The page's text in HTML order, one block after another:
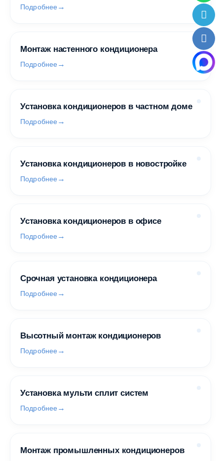
Подробнее
Монтаж настенного кондиционера
Подробнее
Установка кондиционеров в частном доме
Подробнее
Установка кондиционеров в новостройке
Подробнее
Установка кондиционеров в офисе
Подробнее
Срочная установка кондиционера
Подробнее
Высотный монтаж кондиционеров
Подробнее
Установка мульти сплит систем
Подробнее
Монтаж промышленных кондиционеров